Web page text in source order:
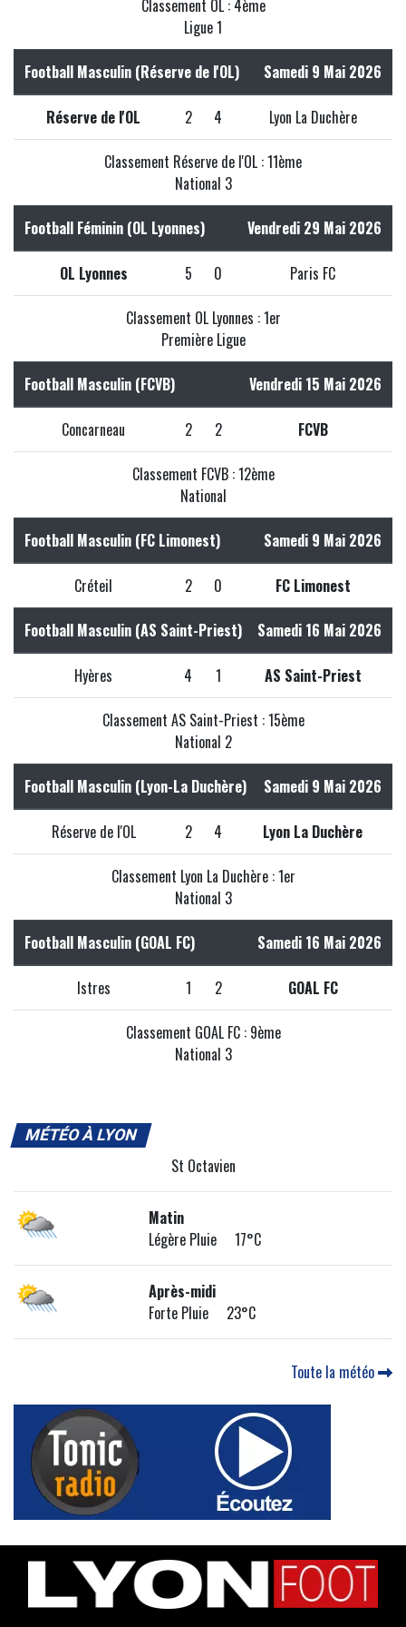
Classement OL : 4ème
Ligue 1
Football Masculin (Réserve de l'OL) Samedi 9 Mai 2026
Réserve de l'OL 2 4 Lyon La Duchère
Classement Réserve de l'OL : 11ème
National 3
Football Féminin (OL Lyonnes) Vendredi 29 Mai 2026
OL Lyonnes 5 0 Paris FC
Classement OL Lyonnes : 1er
Première Ligue
Football Masculin (FCVB) Vendredi 15 Mai 2026
Concarneau 2 2 FCVB
Classement FCVB : 12ème
National
Football Masculin (FC Limonest) Samedi 9 Mai 2026
Créteil 2 0 FC Limonest
Football Masculin (AS Saint-Priest) Samedi 16 Mai 2026
Hyères 4 1 AS Saint-Priest
Classement AS Saint-Priest : 15ème
National 2
Football Masculin (Lyon-La Duchère) Samedi 9 Mai 2026
Réserve de l'OL 2 4 Lyon La Duchère
Classement Lyon La Duchère : 1er
National 3
Football Masculin (GOAL FC) Samedi 16 Mai 2026
Istres 1 2 GOAL FC
Classement GOAL FC : 9ème
National 3
MÉTÉO À LYON
St Octavien
Matin
Légère Pluie 17°C
Après-midi
Forte Pluie 23°C
Toute la météo